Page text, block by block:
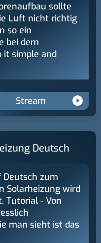
sollte
Luft nicht richtig
so ein
bei dem
it simple and
Stream
Deutsch
zum
Solarheizung wird
Tutorial - Von
man sieht ist das